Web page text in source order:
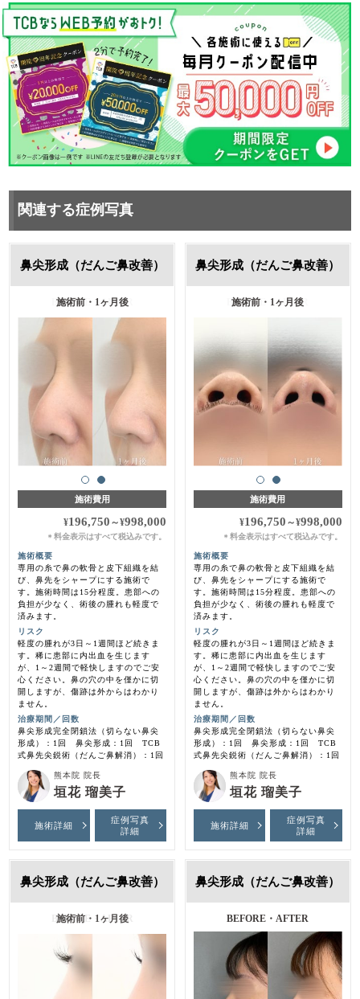
関連する症例写真
鼻尖形成（だんご鼻改善）
施術前・1ヶ月後
施術費用
¥196,750 ～¥998,000
＊料金表示はすべて税込みです。
施術概要
専用の糸で鼻の軟骨と皮下組織を結
び、鼻先をシャープにする施術で
す。施術時間は15分程度。患部への
負担が少なく、術後の腫れも軽度で
済みます。
リスク
軽度の腫れが3日～1週間ほど続きま
す。稀に患部に内出血を生じます
が、1～2週間で軽快しますのでご安
心ください。鼻の穴の中を僅かに切
開しますが、傷跡は外からはわかり
ません。
治療期間／回数
鼻尖形成完全閉鎖法（切らない鼻尖
形成）：1回 鼻尖形成：1回 TCB
式鼻先尖鋭術（だんご鼻解消）：1回
熊本院 院長
垣花 瑠美子
施術詳細
症例写真
詳細
鼻尖形成（だんご鼻改善）
施術前・1ヶ月後
施術費用
¥196,750 ～¥998,000
＊ 料金表示はすべて税込みです。
施術概要
専用の糸で鼻の軟骨と皮下組織を結
び、鼻先をシャープにする施術で
す。施術時間は15分程度。患部への
負担が少なく、術後の腫れも軽度で
済みます。
リスク
軽度の腫れが3日～1週間ほど続きま
す。稀に患部に内出血を生じます
が、1～2週間で軽快しますのでご安
心ください。鼻の穴の中を僅かに切
開しますが、傷跡は外からはわかり
ません。
治療期間／回数
鼻尖形成完全閉鎖法（切らない鼻尖
形成）：1回 鼻尖形成：1回 TCB
式鼻先尖鋭術（だんご鼻解消）：1回
熊本院 院長
垣花 瑠美子
施術詳細
症例写真
詳細
鼻尖形成（だんご鼻改善）
施術前・1ヶ月後
鼻尖形成（だんご鼻改善）
BEFORE・AFTER